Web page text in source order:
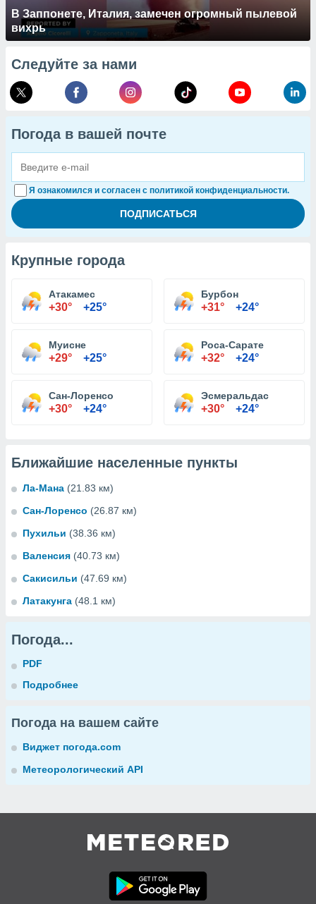
В Заппонете, Италия, замечен огромный пылевой
вихрь
Следуйте за нами
Погода в вашей почте
Я ознакомился и согласен с политикой конфиденциальности.
Крупные города
Атакамес
+30° +25°
Бурбон
+31° +24°
Муисне
+29° +25°
Роса-Сарате
+32° +24°
Сан-Лоренсо
+30° +24°
Эсмеральдас
+30° +24°
Ближайшие населенные пункты
Ла-Мана (21.83 км)
Сан-Лоренсо (26.87 км)
Пухильи (38.36 км)
Валенсия (40.73 км)
Сакисильи (47.69 км)
Латакунга (48.1 км)
Погода...
PDF
Подробнее
Погода на вашем сайте
Виджет погода.com
Метеорологический API